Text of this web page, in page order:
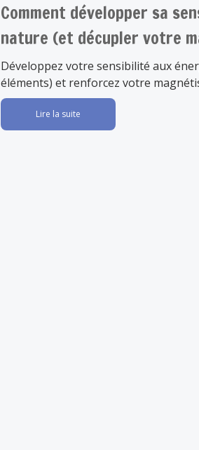
Comment développer sa
nature (et décupler votre
Développez votre sensibilité aux
éléments) et renforcez votre
Lire la suite